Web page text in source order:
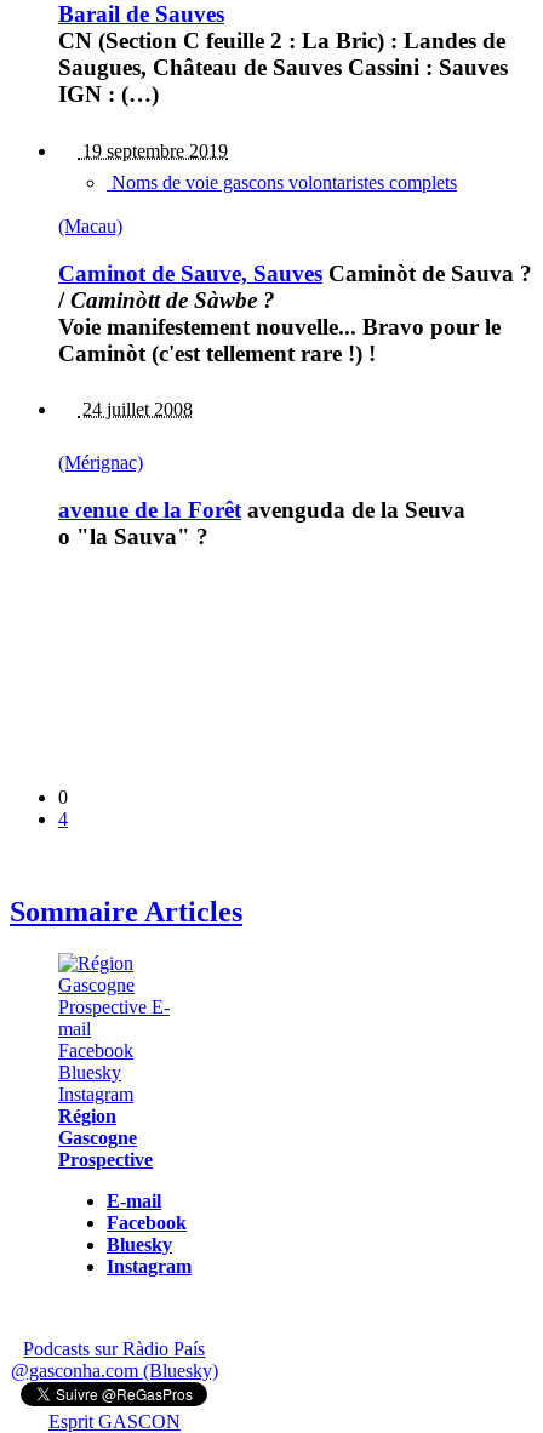
Barail de Sauves
CN (Section C feuille 2 : La Bric) : Landes de
Saugues, Château de Sauves Cassini : Sauves
IGN : (…)
19 septembre 2019
Noms de voie gascons volontaristes complets
(Macau)
Caminot de Sauve, Sauves Caminòt de Sauva ?
/Caminòtt de Sàwbe ?
Voie manifestement nouvelle... Bravo pour le
Caminòt (c'est tellement rare !) !
24 juillet 2008
(Mérignac)
avenue de la Forêt avenguda de la Seuva
o "la Sauva" ?
0
4
Sommaire Articles
Région
Gascogne
Prospective
E-mail
Facebook
Bluesky
Instagram
Podcasts sur Ràdio País
@gasconha.com (Bluesky)
Esprit GASCON